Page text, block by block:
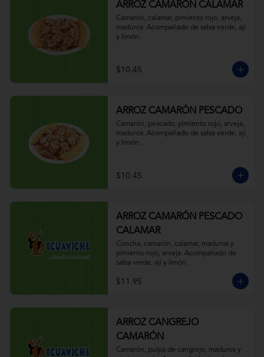
ARROZ CAMARÓN CALAMAR
Camarón, calamar, pimiento rojo, arveja,
maduros. Acompañado de salsa verde, ají
y limón.
$10.45
ARROZ CAMARÓN PESCADO
Camarón, pescado, pimiento rojo, arveja,
maduros. Acompañado de salsa verde, ají
y limón.
$10.45
ARROZ CAMARÓN PESCADO
CALAMAR
Concha, camarón, calamar, maduros y
pimiento rojo, arveja. Acompañado de
salsa verde, ají y limón.
$11.95
ARROZ CANGREJO
CAMARÓN
Camarón, pulpa de cangrejo, maduros y